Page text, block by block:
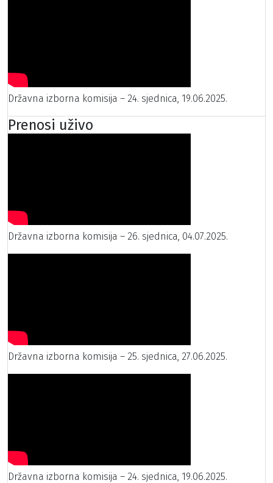
Državna izborna komisija – 24. sjednica, 19.06.2025.
Prenosi uživo
Državna izborna komisija – 26. sjednica, 04.07.2025.
Državna izborna komisija – 25. sjednica, 27.06.2025.
Državna izborna komisija – 24. sjednica, 19.06.2025.